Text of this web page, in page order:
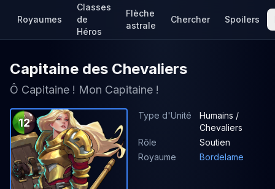
Royaumes
Classes
de
Héros
Flèche
astrale
Chercher Spoilers
Capitaine des Chevaliers
Ô Capitaine ! Mon Capitaine !
12
Type d'Unité
Humains /
Chevaliers
Rôle
Soutien
Royaume
Bordelame